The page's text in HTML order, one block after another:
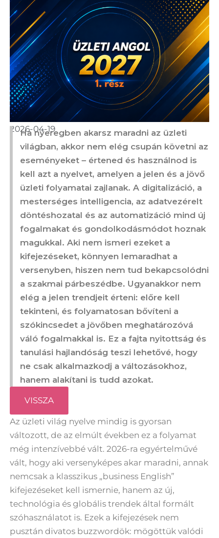
2026-04-19
Ha nyeregben akarsz maradni az üzleti
világban, akkor nem elég csupán követni az
eseményeket – értened és használnod is
kell azt a nyelvet, amelyen a jelen és a jövő
üzleti folyamatai zajlanak. A digitalizáció, a
mesterséges intelligencia, az adatvezérelt
döntéshozatal és az automatizáció mind új
fogalmakat és gondolkodásmódot hoznak
magukkal. Aki nem ismeri ezeket a
kifejezéseket, könnyen lemaradhat a
versenyben, hiszen nem tud bekapcsolódni
a szakmai párbeszédbe. Ugyanakkor nem
elég a jelen trendjeit érteni: előre kell
tekinteni, és folyamatosan bővíteni a
szókincsedet a jövőben meghatározóvá
váló fogalmakkal is. Ez a fajta nyitottság és
tanulási hajlandóság teszi lehetővé, hogy
ne csak alkalmazkodj a változásokhoz,
hanem alakítani is tudd azokat.
VISSZA
Az üzleti világ nyelve mindig is gyorsan
változott, de az elmúlt években ez a folyamat
még intenzívebbé vált. 2026-ra egyértelművé
vált, hogy aki versenyképes akar maradni, annak
nemcsak a klasszikus „business English”
kifejezéseket kell ismernie, hanem az új,
technológia és globális trendek által formált
szóhasználatot is. Ezek a kifejezések nem
pusztán divatos buzzwordök: mögöttük valódi